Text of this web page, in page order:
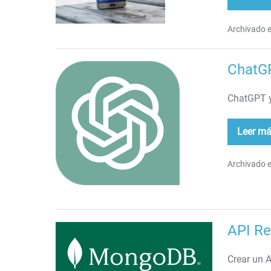
y
Archivado
ChatGPT
+
Unity
ChatGPT
Leer
+
Archivado
Rest
con
API
Crear un